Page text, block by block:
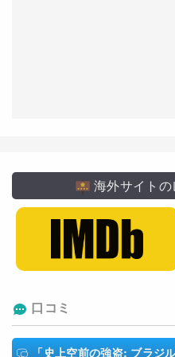
海外サイト
口コミ
「史上空前の強盗: ブラジ